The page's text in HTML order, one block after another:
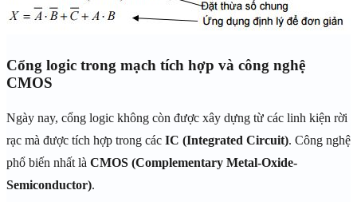
Cổng logic trong mạch tích hợp và công nghệ
CMOS
Ngày nay, cổng logic không còn được xây dựng từ các linh kiện rời
rạc mà được tích hợp trong các IC (Integrated Circuit). Công nghệ
phổ biến nhất là CMOS (Complementary Metal-Oxide-
Semiconductor).